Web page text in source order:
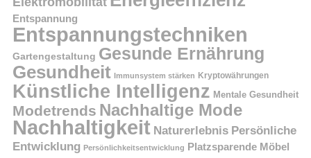
Entspannung
Entspannungstechniken
Gartengestaltung Gesunde Ernährung
Gesundheit Immunsystem stärken Kryptowährungen
Künstliche Intelligenz Mentale Gesundheit
Modetrends Nachhaltige Mode
Nachhaltigkeit Naturerlebnis Persönliche
Entwicklung Persönlichkeitsentwicklung Platzsparende Möbel